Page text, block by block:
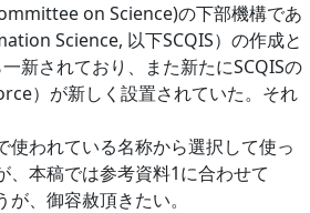
on Science)の下部機構であ
Science, 以下SCQIS）の作成と
新されており、また新たにSCQISの
）が新しく設置されていた。それ
われている名称から選択して使っ
本稿では参考資料1に合わせて
、御容赦頂きたい。